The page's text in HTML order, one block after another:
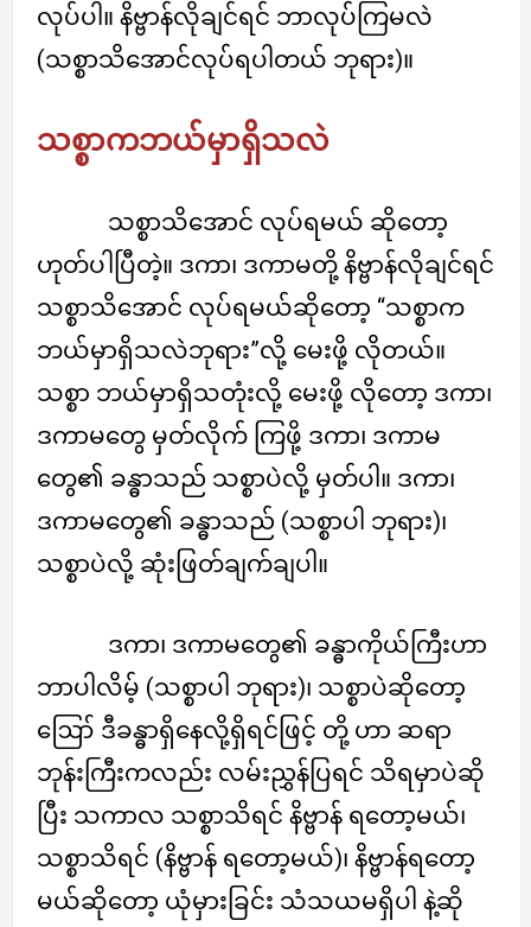
လုပ်ပါ။ နိဗ္ဗာန်လိုချင်ရင် ဘာလုပ်ကြမလဲ
(သစ္စာသိအောင်လုပ်ရပါတယ် ဘုရား)။
သစ္စာကဘယ်မှာရှိသလဲ
သစ္စာသိအောင် လုပ်ရမယ် ဆိုတော့
ဟုတ်ပါပြီတဲ့။ ဒကာ၊ ဒကာမတို့ နိဗ္ဗာန်လိုချင်ရင်
သစ္စာသိအောင် လုပ်ရမယ်ဆိုတော့ “သစ္စာက
ဘယ်မှာရှိသလဲဘုရား”လို့ မေးဖို့ လိုတယ်။
သစ္စာ ဘယ်မှာရှိသတုံးလို့ မေးဖို့ လိုတော့ ဒကာ၊
ဒကာမတွေ မှတ်လိုက် ကြဖို့ ဒကာ၊ ဒကာမ
တွေ၏ ခန္ဓာသည် သစ္စာပဲလို့ မှတ်ပါ။ ဒကာ၊
ဒကာမတွေ၏ ခန္ဓာသည် (သစ္စာပါ ဘုရား)၊
သစ္စာပဲလို့ ဆုံးဖြတ်ချက်ချပါ။
ဒကာ၊ ဒကာမတွေ၏ ခန္ဓာကိုယ်ကြီးဟာ
ဘာပါလိမ့် (သစ္စာပါ ဘုရား)၊ သစ္စာပဲဆိုတော့
ဪ ဒီခန္ဓာရှိနေလို့ရှိရင်ဖြင့် တို့ ဟာ ဆရာ
ဘုန်းကြီးကလည်း လမ်းညွှန်ပြရင် သိရမှာပဲဆို
ပြီး သကာလ သစ္စာသိရင် နိဗ္ဗာန် ရတော့မယ်၊
သစ္စာသိရင် (နိဗ္ဗာန် ရတော့မယ်)၊ နိဗ္ဗာန်ရတော့
မယ်ဆိုတော့ ယုံမှားခြင်း သံသယမရှိပါ နဲ့ဆို